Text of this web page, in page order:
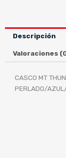
SNIPER
BLANCO
PERLADO/AZUL/
BRILLO
Descripción
Valoraciones
CASCO MT
PERLADO/